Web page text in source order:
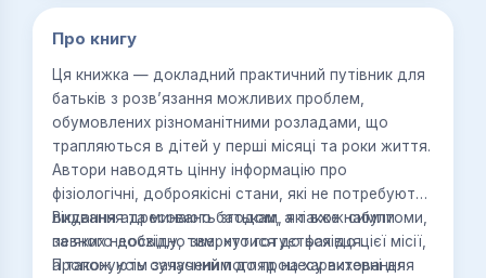
Про книгу
Ця книжка — докладний практичний путівник для
батьків з розв’язання можливих проблем,
обумовлених різноманітними розладами, що
трапляються в дітей у перші місяці та роки життя.
Автори наводять цінну інформацію про
фізіологічні, доброякісні стани, які не потребують
лікування та минають згодом, а також симптоми,
за яких необхідно звернутися до фахівця.
Пропонують сучасний погляд на характерні для
Видання адресовано батькам, які вже набули
певного досвіду, тим, хто готується до цієї місії,
а також усім залученим до процесу виховання